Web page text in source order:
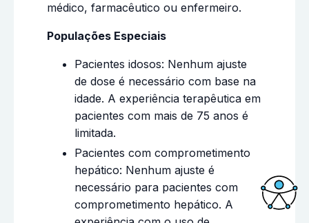
médico, farmacêutico ou enfermeiro.
Populações Especiais
Pacientes idosos: Nenhum ajuste
de dose é necessário com base na
idade. A experiência terapêutica em
pacientes com mais de 75 anos é
limitada.
Pacientes com comprometimento
hepático: Nenhum ajuste é
necessário para pacientes com
comprometimento hepático. A